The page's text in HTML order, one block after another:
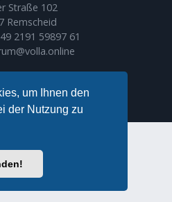
um Ihnen den
der Nutzung zu
Straße 102
Remscheid
2191 59897 61
byGramziu